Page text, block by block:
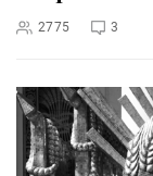
2775 3